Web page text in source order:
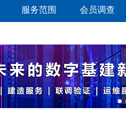
服务范围 会员调查